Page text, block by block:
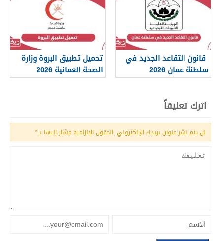
قانون التقاعد الجديد في
سلطنة عمان 2026
تحميل تطبيق البروة وزارة
الصحة العمانية 2026
اترك تعليقاً
لن يتم نشر عنوان بريدك الإلكتروني. الحقول الإلزامية مشار إليها بـ*